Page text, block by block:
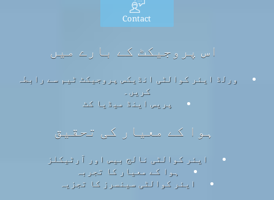
Contact
اس پروجیکٹ کے بارے میں
ورلڈ ایئر کوالٹی انڈیکس پروجیکٹ ٹیم سے رابطہ
کریں۔
پریس اینڈ میڈیا کٹ
ہوا کے معیار کی تحقیق
ایئر کوالٹی نالج بیس اور آرٹیکلز
ہوا کے معیار کا تجربہ
ایئر کوالٹی سینسرز کا تجزیہ